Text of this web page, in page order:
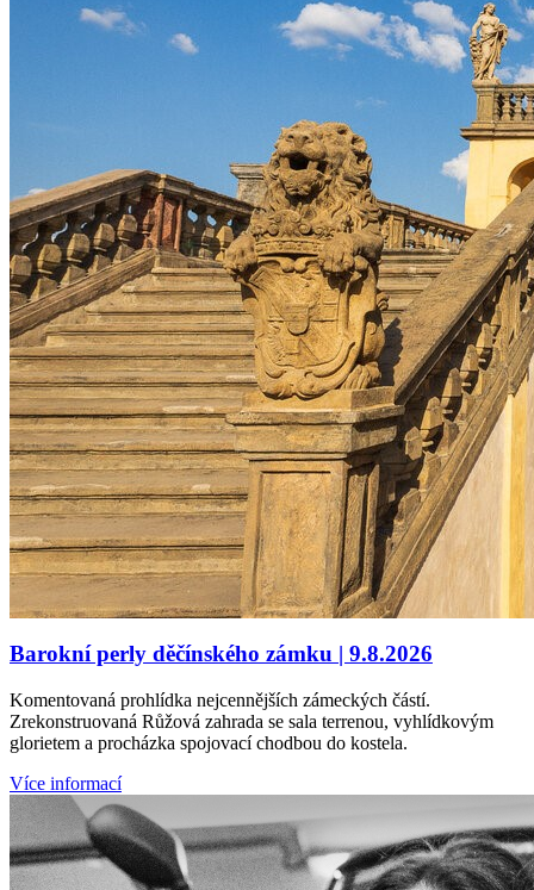
Barokní perly děčínského zámku | 9.8.2026
Komentovaná prohlídka nejcennějších zámeckých částí.
Zrekonstruovaná Růžová zahrada se sala terrenou, vyhlídkovým
glorietem a procházka spojovací chodbou do kostela.
Více informací